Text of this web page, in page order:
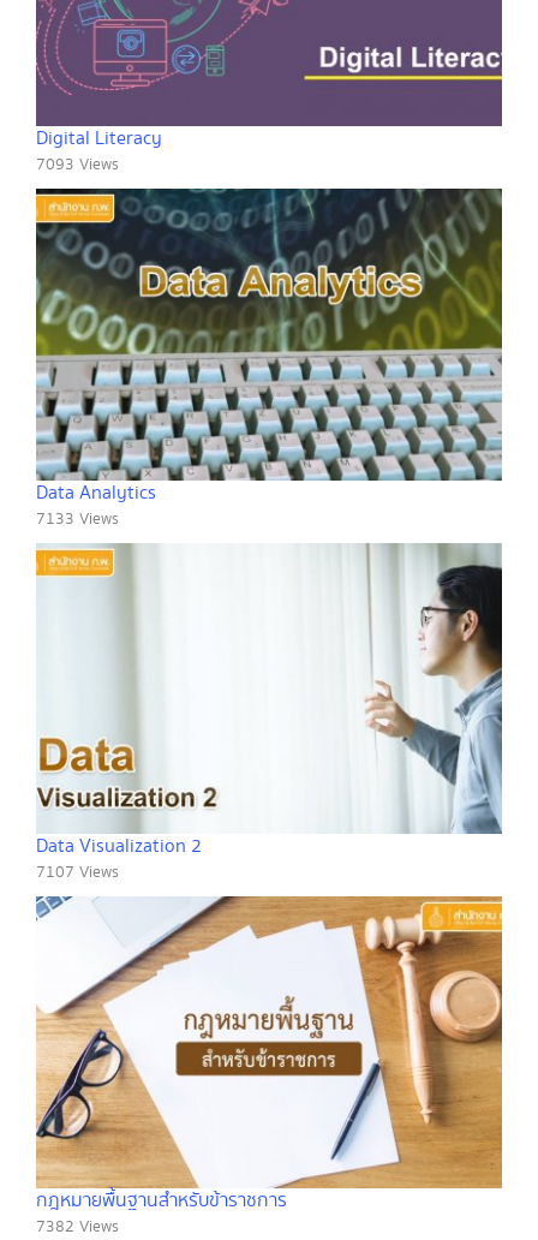
Digital Literacy
7093 Views
Data Analytics
7133 Views
Data Visualization 2
7107 Views
กฎหมายพื้นฐานสำหรับข้าราชการ
7382 Views